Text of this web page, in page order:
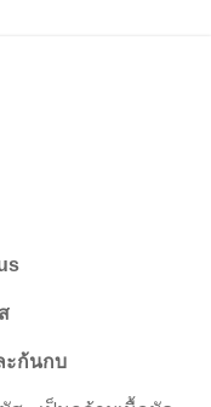
ะก้นกบ